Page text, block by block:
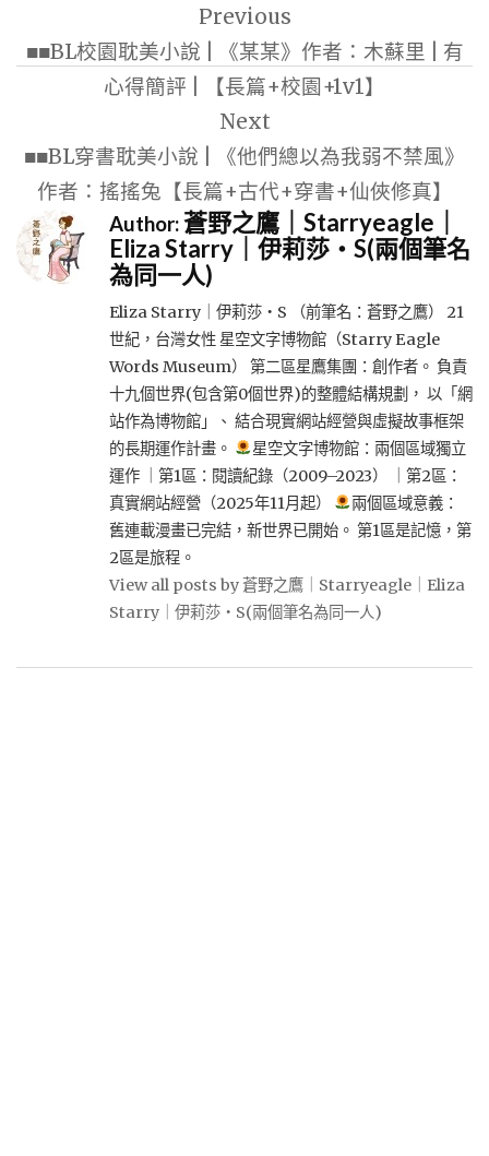
導
Previous
■■BL校園耽美小說 | 《某某》作者：木蘇里 | 有
心得簡評 | 【長篇+校園+1v1】
Next
■■BL穿書耽美小說 | 《他們總以為我弱不禁風》
作者：搖搖兔【長篇+古代+穿書+仙俠修真】
Author:蒼野之鷹｜Starryeagle｜
Eliza Starry｜伊莉莎・S(兩個筆名
為同一人)
Eliza Starry｜伊莉莎・S （前筆名：蒼野之鷹） 21
世紀，台灣女性 星空文字博物館（Starry Eagle
Words Museum） 第二區星鷹集團：創作者。 負責
十九個世界(包含第0個世界)的整體結構規劃， 以「網
站作為博物館」、 結合現實網站經營與虛擬故事框架
的長期運作計畫。
星空文字博物館：兩個區域獨立
運作 ｜第1區：閱讀紀錄（2009–2023） ｜第2區：
真實網站經營（2025年11月起）
兩個區域意義：
舊連載漫畫已完結，新世界已開始。 第1區是記憶，第
2區是旅程。
View all posts by 蒼野之鷹｜Starryeagle｜Eliza
Starry｜伊莉莎・S(兩個筆名為同一人)